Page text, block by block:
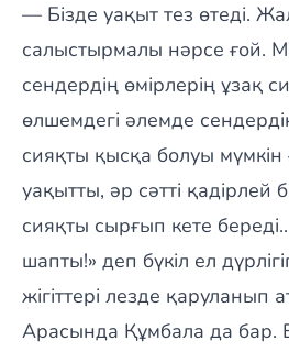
— Бізде уақыт тез өтеді.
салыстырмалы нәрсе ғой.
сендердің өмірлерің ұзақ
өлшемдегі әлемде сендердің
сияқты қысқа болуы
уақытты, әр сәтті қадірлей
сияқты сырғып кете
шапты!» деп бүкіл ел
жігіттері лезде қаруланып
Арасында Құмбала да бар.